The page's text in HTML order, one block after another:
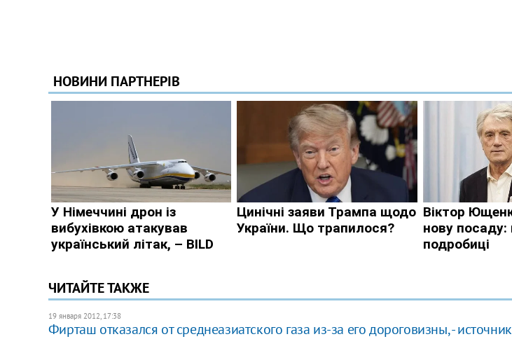
ЧИТАЙТЕ ТАКЖЕ
19 января 2012, 17:38
Фирташ отказался от среднеазиатского газа из-за его дороговизны, - источник